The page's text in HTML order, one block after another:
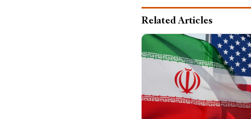
Related Articles